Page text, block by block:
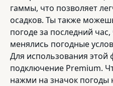
гаммы, что позволяет
осадков. Ты также
погоде за последний
менялись погодные
Для использования этой
подключение Premium.
нажми на значок погоды